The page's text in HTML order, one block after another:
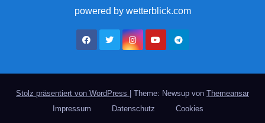
powered by wetterblick.com
Stolz präsentiert von WordPress | Theme: Newsup von Themeansar
Impressum
Datenschutz Cookies